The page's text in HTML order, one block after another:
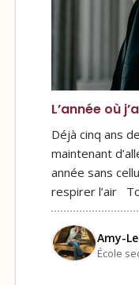
L’année où
Déjà cinq ans
maintenant
année sans
respirer l’air
Amy-
École